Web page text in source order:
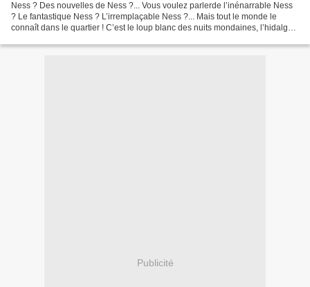
Ness ? Des nouvelles de Ness ?... Vous voulez parlerde l’inénarrable Ness
? Le fantastique Ness ? L’irremplaçable Ness ?... Mais tout le monde le
connaît dans le quartier ! C’est le loup blanc des nuits mondaines, l’hidalgo
Publicité